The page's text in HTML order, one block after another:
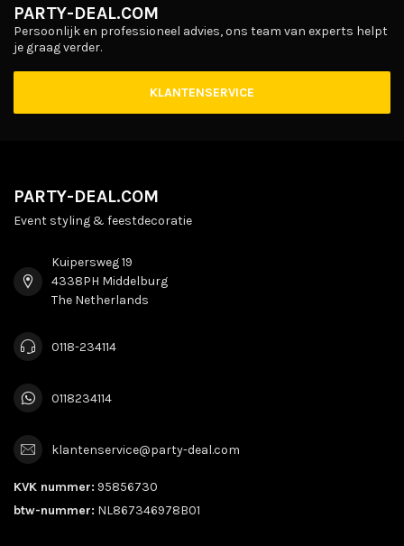
PARTY-DEAL.COM
Persoonlijk en professioneel advies, ons team van experts helpt
je graag verder.
KLANTENSERVICE
PARTY-DEAL.COM
Event styling & feestdecoratie
Kuipersweg 19
4338PH Middelburg
The Netherlands
0118-234114
0118234114
klantenservice@party-deal.com
KVK nummer: 95856730
btw-nummer: NL867346978B01